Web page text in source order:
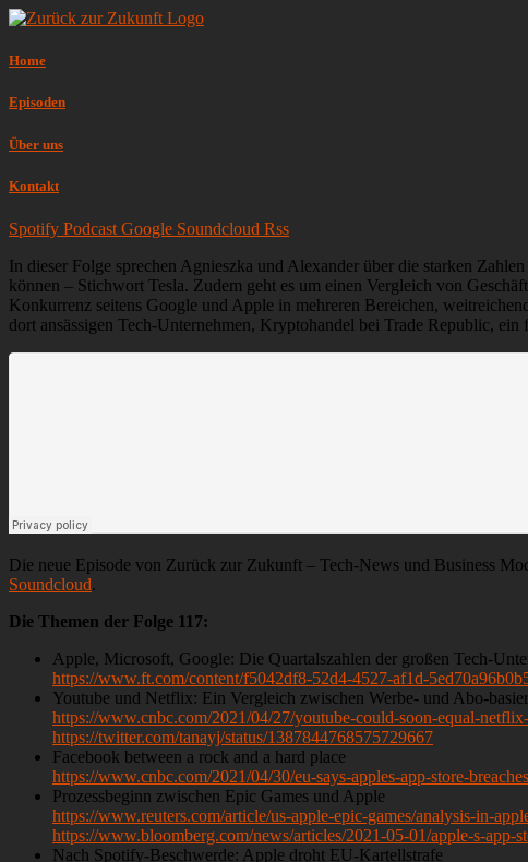
Home
Episoden
Über uns
Kontakt
Spotify Podcast Google Soundcloud Rss
In dieser Folge sprechen Agnieszka und Alexander über die starken
können – Stichwort Tesla. Zudem geht es um einen Vergleich von
Konkurrenz seitens Google und Apple in mehreren Bereichen,
dort ansässigen Tech-Unternehmen, Kryptohandel bei Trade Republic,
Die neue Episode von Zurück zur Zukunft – Tech-News und Business
Soundcloud.
Die Themen der Folge 117:
Apple, Microsoft, Google: Die Quartalszahlen der großen Tech-
https://www.ft.com/content/f5042df8-52d4-4527-af1d-
Youtube und Netflix: Ein Vergleich zwischen Werbe- und Abo-
https://www.cnbc.com/2021/04/27/youtube-could-soon-equal-
https://twitter.com/tanayj/status/1387844768575729667
Facebook between a rock and a hard place
https://www.cnbc.com/2021/04/30/eu-says-apples-app-store-
Prozessbeginn zwischen Epic Games und Apple
https://www.reuters.com/article/us-apple-epic-games/analysis-in-
https://www.bloomberg.com/news/articles/2021-05-01/apple-s-
Nach Spotify-Beschwerde: Apple droht EU-Kartellstrafe